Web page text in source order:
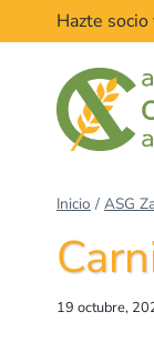
Hazte
Inicio / ASG
19 octubre,